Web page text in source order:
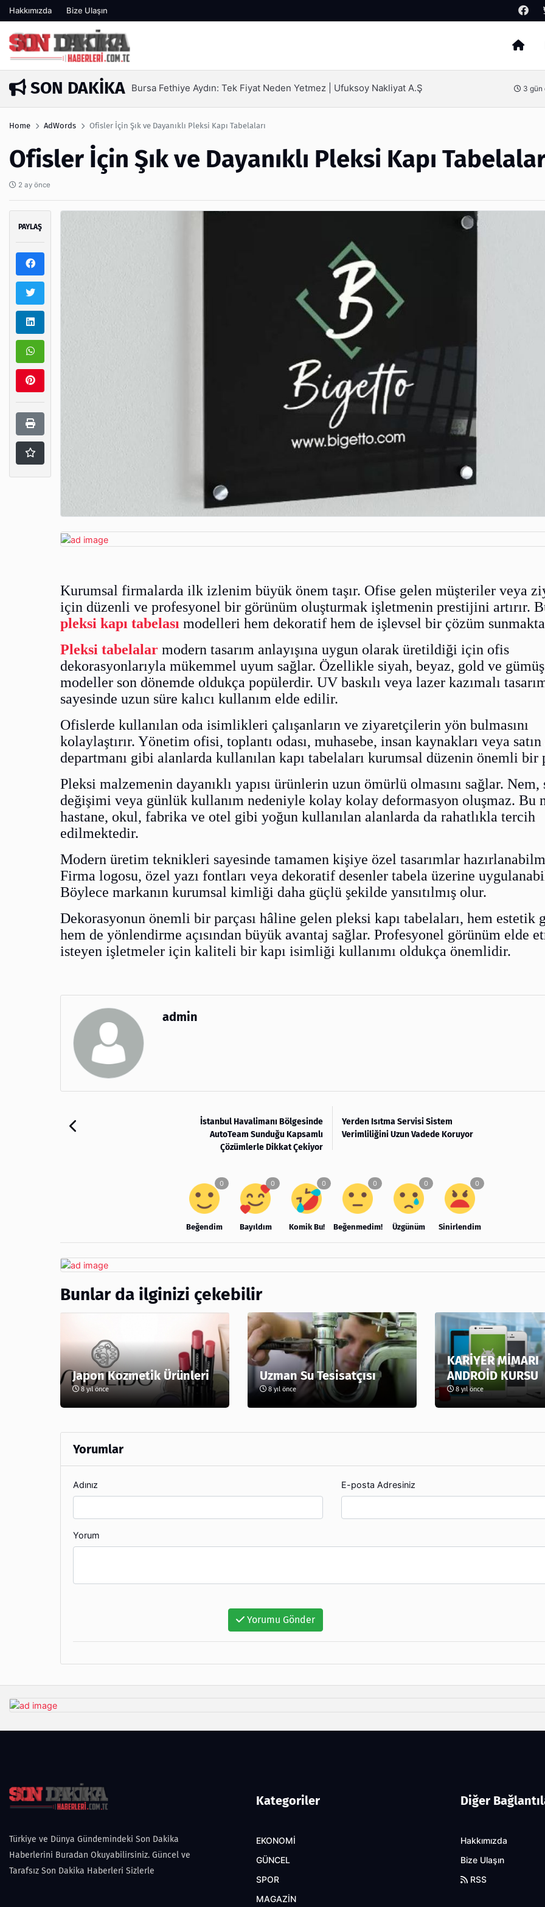
Hakkımızda Bize Ulaşın
Arama
SON DAKIKA
Nakliyat A.Ş 3 gün önceSEO Hizmeti Alırken Kandırılmamak İçin Bilinmesi Gerekenler
Home AdWords Ofisler İçin Şık ve Dayanıklı Pleksi Kapı Tabelaları
Ofisler İçin Şık ve Dayanıklı Pleksi Kapı
2 ay önce
PAYLAŞ
Kurumsal firmalarda ilk izlenim büyük önem taşır. Ofise gelen müşteriler veya
için düzenli ve profesyonel bir görünüm oluşturmak işletmenin prestijini artırır.
pleksi kapı tabelası modelleri hem dekoratif hem de işlevsel bir çözüm
Pleksi tabelalar modern tasarım anlayışına uygun olarak üretildiği için ofis
dekorasyonlarıyla mükemmel uyum sağlar. Özellikle siyah, beyaz, gold ve gümüş
modeller son dönemde oldukça popülerdir. UV baskılı veya lazer kazımalı
sayesinde uzun süre kalıcı kullanım elde edilir.
Ofislerde kullanılan oda isimlikleri çalışanların ve ziyaretçilerin yön bulmasını
kolaylaştırır. Yönetim ofisi, toplantı odası, muhasebe, insan kaynakları veya satın
departmanı gibi alanlarda kullanılan kapı tabelaları kurumsal düzenin önemli bir
Pleksi malzemenin dayanıklı yapısı ürünlerin uzun ömürlü olmasını sağlar. Nem,
değişimi veya günlük kullanım nedeniyle kolay kolay deformasyon oluşmaz. Bu
hastane, okul, fabrika ve otel gibi yoğun kullanılan alanlarda da rahatlıkla tercih
edilmektedir.
Modern üretim teknikleri sayesinde tamamen kişiye özel tasarımlar
Firma logosu, özel yazı fontları veya dekoratif desenler tabela üzerine
Böylece markanın kurumsal kimliği daha güçlü şekilde yansıtılmış olur.
Dekorasyonun önemli bir parçası hâline gelen pleksi kapı tabelaları, hem estetik
hem de yönlendirme açısından büyük avantaj sağlar. Profesyonel görünüm elde
isteyen işletmeler için kaliteli bir kapı isimliği kullanımı oldukça önemlidir.
admin
İstanbul Havalimanı Bölgesinde
AutoTeam Sunduğu Kapsamlı
Çözümlerle Dikkat Çekiyor
Yerden Isıtma Servisi Sistem
Verimliliğini Uzun Vadede Koruyor
Beğendim Bayıldım Komik Bu! Beğenmedim! Üzgünüm Sinirlendim
Bunlar da ilginizi çekebilir
Japon Kozmetik Ürünleri
8 yıl önce
Uzman Su Tesisatçısı
8 yıl önce
KARİYER MİMARI
ANDROİD KURSU
8 yıl önce
Yorumlar
Adınız E-posta Adresiniz
Yorum
Yorumu Gönder
Türkiye ve Dünya Gündemindeki Son Dakika
Haberlerini Buradan Okuyabilirsiniz. Güncel ve
Tarafsız Son Dakika Haberleri Sizlerle
Kategoriler
EKONOMİ
GÜNCEL
SPOR
MAGAZİN
Diğer
Hakkımızda
Bize Ulaşın
RSS